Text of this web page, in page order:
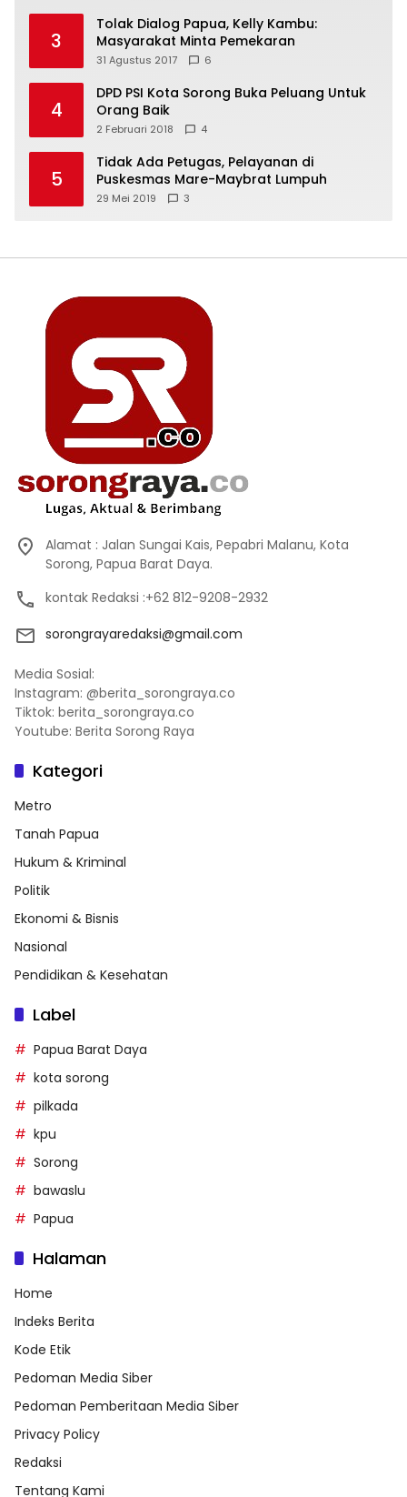
3
Tolak Dialog Papua, Kelly Kambu:
Masyarakat Minta Pemekaran
31 Agustus 2017 6
4
DPD PSI Kota Sorong Buka Peluang Untuk
Orang Baik
2 Februari 2018 4
5
Tidak Ada Petugas, Pelayanan di
Puskesmas Mare-Maybrat Lumpuh
29 Mei 2019 3
Alamat : Jalan Sungai Kais, Pepabri Malanu, Kota
Sorong, Papua Barat Daya.
kontak Redaksi :+62 812-9208-2932
sorongrayaredaksi@gmail.com
Media Sosial:
Instagram: @berita_sorongraya.co
Tiktok: berita_sorongraya.co
Youtube: Berita Sorong Raya
Kategori
Metro
Tanah Papua
Hukum & Kriminal
Politik
Ekonomi & Bisnis
Nasional
Pendidikan & Kesehatan
Label
Papua Barat Daya
kota sorong
pilkada
kpu
Sorong
bawaslu
Papua
Halaman
Home
Indeks Berita
Kode Etik
Pedoman Media Siber
Pedoman Pemberitaan Media Siber
Privacy Policy
Redaksi
Tentang Kami